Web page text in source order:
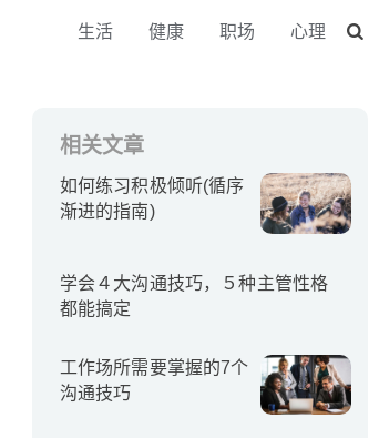
生活 健康 职场 心理
相关文章
如何练习积极倾听(循序
渐进的指南)
学会４大沟通技巧，５种主管性格
都能搞定
工作场所需要掌握的7个
沟通技巧